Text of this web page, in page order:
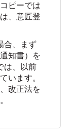
ピーでは
、意匠登
合、まず
知書）を
は、以前
います。
改正法を